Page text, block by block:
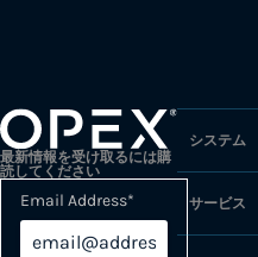
最新情報を受け取るには購
読してください
Email Address*
システム
サービス